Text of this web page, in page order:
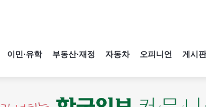
이민·유학 부동산·재정 자동차 오피니언 게시판